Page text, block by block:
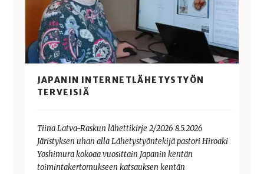
JAPANIN INTERNETLÄHETYSTYÖN
TERVEISIÄ
Tiina Latva-Raskun lähettikirje 2/2026 8.5.2026
Järistyksen uhan alla Lähetystyöntekijä pastori Hiroaki
Yoshimura kokoaa vuosittain Japanin kentän
toimintakertomukseen katsauksen kentän